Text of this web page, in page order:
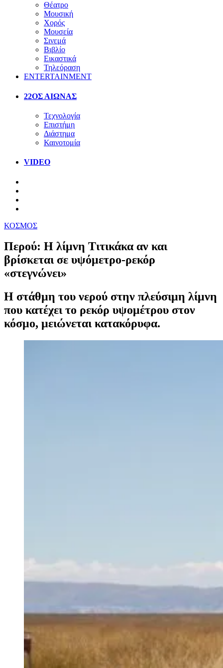
Θέατρο
Μουσική
Χορός
Μουσεία
Σινεμά
Βιβλίο
Εικαστικά
Τηλεόραση
ENTERTAINMENT
22ΟΣ ΑΙΩΝΑΣ
Τεχνολογία
Επιστήμη
Διάστημα
Καινοτομία
VIDEO
ΚΟΣΜΟΣ
Περού: Η λίμνη Τιτικάκα αν και
βρίσκεται σε υψόμετρο-ρεκόρ
«στεγνώνει»
Η στάθμη του νερού στην πλεύσιμη λίμνη
που κατέχει το ρεκόρ υψομέτρου στον
κόσμο, μειώνεται κατακόρυφα.